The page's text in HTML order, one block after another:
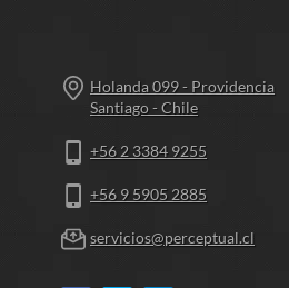
Holanda 099 - Providencia
Santiago - Chile
+56 2 3384 9255
+56 9 5905 2885
servicios@perceptual.cl